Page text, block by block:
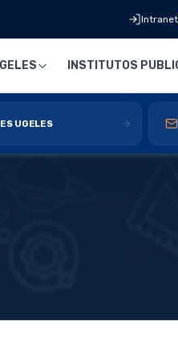
Intranet
INSTITUTOS
UGELES